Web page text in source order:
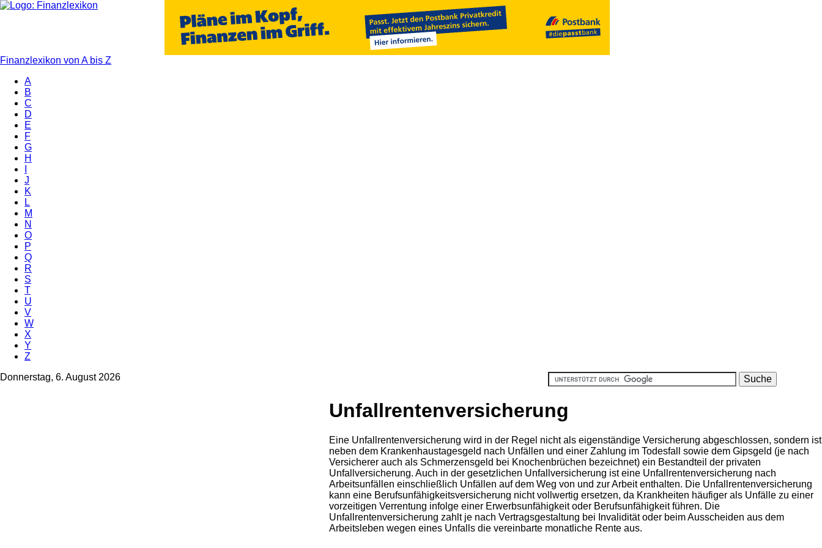
Finanzlexikon von A bis Z
A
B
C
D
E
F
G
H
J
K
L
M
N
O
P
Q
R
S
T
U
V
W
X
Y
Z
Donnerstag, 6. August 2026
Unfallrentenversicherung
Eine Unfallrentenversicherung wird in der Regel nicht als eigenständige Versicherung abgeschlossen, sondern ist
neben dem Krankenhaustagesgeld nach Unfällen und einer Zahlung im Todesfall sowie dem Gipsgeld (je nach
Versicherer auch als Schmerzensgeld bei Knochenbrüchen bezeichnet) ein Bestandteil der privaten
Unfallversicherung. Auch in der gesetzlichen Unfallversicherung ist eine Unfallrentenversicherung nach
Arbeitsunfällen einschließlich Unfällen auf dem Weg von und zur Arbeit enthalten. Die Unfallrentenversicherung
kann eine Berufsunfähigkeitsversicherung nicht vollwertig ersetzen, da Krankheiten häufiger als Unfälle zu einer
vorzeitigen Verrentung infolge einer Erwerbsunfähigkeit oder Berufsunfähigkeit führen. Die
Unfallrentenversicherung zahlt je nach Vertragsgestaltung bei Invalidität oder beim Ausscheiden aus dem
Arbeitsleben wegen eines Unfalls die vereinbarte monatliche Rente aus.